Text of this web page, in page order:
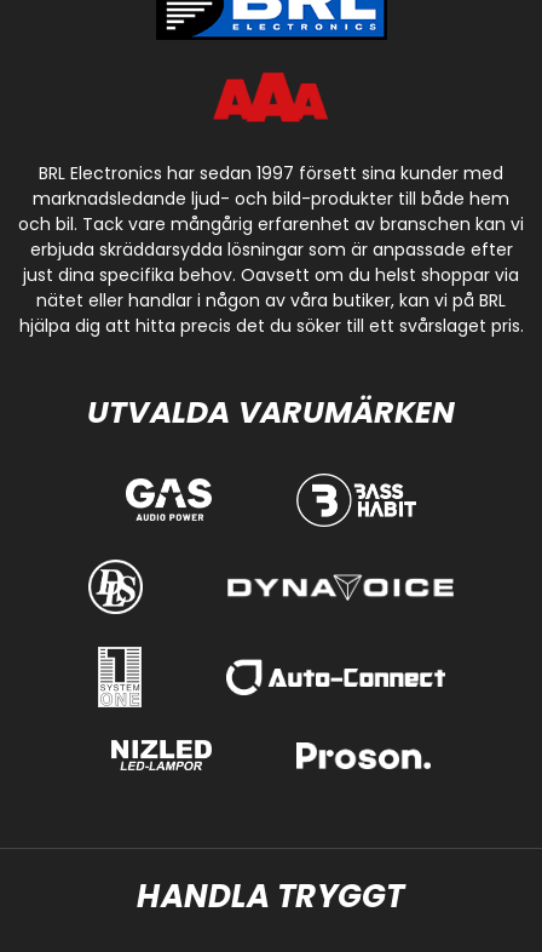
BRL Electronics har sedan 1997 försett sina kunder med
marknadsledande ljud- och bild-produkter till både hem
och bil. Tack vare mångårig erfarenhet av branschen kan vi
erbjuda skräddarsydda lösningar som är anpassade efter
just dina specifika behov. Oavsett om du helst shoppar via
nätet eller handlar i någon av våra butiker, kan vi på BRL
hjälpa dig att hitta precis det du söker till ett svårslaget pris.
UTVALDA VARUMÄRKEN
HANDLA TRYGGT